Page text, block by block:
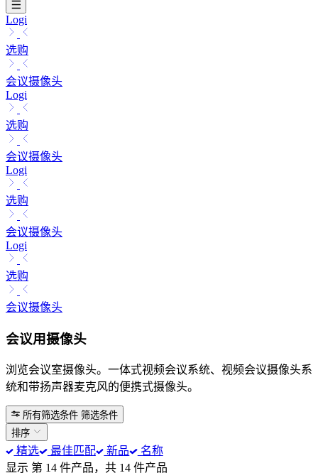
Logi
选购
会议摄像头
Logi
选购
会议摄像头
Logi
选购
会议摄像头
Logi
选购
会议摄像头
会议用摄像头
浏览会议室摄像头。一体式视频会议系统、视频会议摄像头系
统和带扬声器麦克风的便携式摄像头。
所有筛选条件 筛选条件
排序
精选 最佳匹配 新品
名称
显示 第 14 件产品，共 14 件产品